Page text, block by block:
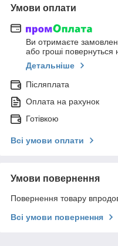
Умови оплати
Ви отримаєте
або гроші повернуться
Детальніше
Післяплата
Оплата на рахунок
Готівкою
Всі умови оплати
Умови повернення
Повернення товару
Всі умови повернення